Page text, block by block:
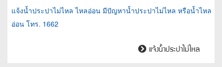
แจ้งน้ำประปาไม่ไหล ไหลอ่อน มีปัญหาน้ำประปาไม่ไหล หรือน้ำไหล
อ่อน โทร. 1662
แจ้งน้ำประปาไม่ไหลไหล